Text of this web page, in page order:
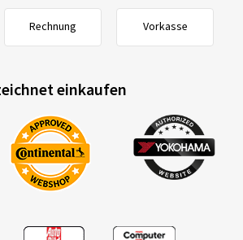
Rechnung Vorkasse
einkaufen